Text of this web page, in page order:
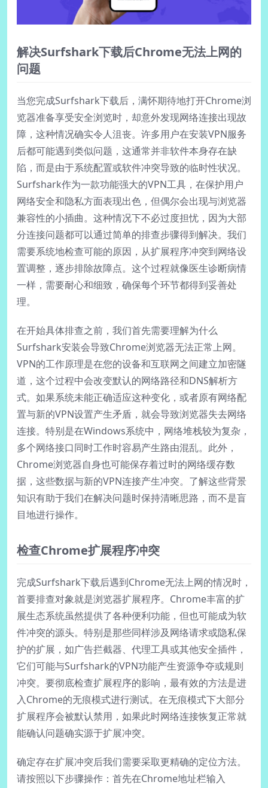
解决Surfshark下载后Chrome无法上网的
问题
当您完成Surfshark下载后，满怀期待地打开Chrome浏
览器准备享受安全浏览时，却意外发现网络连接出现故
障，这种情况确实令人沮丧。许多用户在安装VPN服务
后都可能遇到类似问题，这通常并非软件本身存在缺
陷，而是由于系统配置或软件冲突导致的临时性状况。
Surfshark作为一款功能强大的VPN工具，在保护用户
网络安全和隐私方面表现出色，但偶尔会出现与浏览器
兼容性的小插曲。这种情况下不必过度担忧，因为大部
分连接问题都可以通过简单的排查步骤得到解决。我们
需要系统地检查可能的原因，从扩展程序冲突到网络设
置调整，逐步排除故障点。这个过程就像医生诊断病情
一样，需要耐心和细致，确保每个环节都得到妥善处
理。
在开始具体排查之前，我们首先需要理解为什么
Surfshark安装会导致Chrome浏览器无法正常上网。
VPN的工作原理是在您的设备和互联网之间建立加密隧
道，这个过程中会改变默认的网络路径和DNS解析方
式。如果系统未能正确适应这种变化，或者原有网络配
置与新的VPN设置产生矛盾，就会导致浏览器失去网络
连接。特别是在Windows系统中，网络堆栈较为复杂，
多个网络接口同时工作时容易产生路由混乱。此外，
Chrome浏览器自身也可能保存着过时的网络缓存数
据，这些数据与新的VPN连接产生冲突。了解这些背景
知识有助于我们在解决问题时保持清晰思路，而不是盲
目地进行操作。
检查Chrome扩展程序冲突
完成Surfshark下载后遇到Chrome无法上网的情况时，
首要排查对象就是浏览器扩展程序。Chrome丰富的扩
展生态系统虽然提供了各种便利功能，但也可能成为软
件冲突的源头。特别是那些同样涉及网络请求或隐私保
护的扩展，如广告拦截器、代理工具或其他安全插件，
它们可能与Surfshark的VPN功能产生资源争夺或规则
冲突。要彻底检查扩展程序的影响，最有效的方法是进
入Chrome的无痕模式进行测试。在无痕模式下大部分
扩展程序会被默认禁用，如果此时网络连接恢复正常就
能确认问题确实源于扩展冲突。
确定存在扩展冲突后我们需要采取更精确的定位方法。
请按照以下步骤操作：首先在Chrome地址栏输入